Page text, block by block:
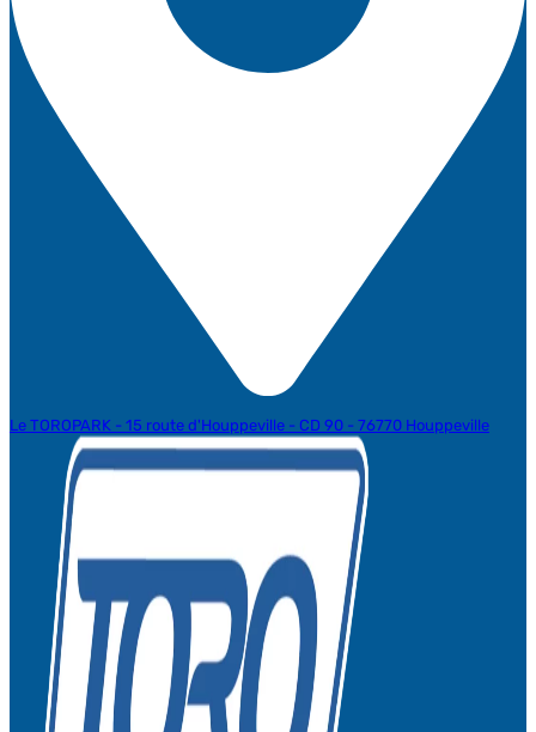
Le TOROPARK - 15 route d'Houppeville - CD 90 - 76770 Houppeville